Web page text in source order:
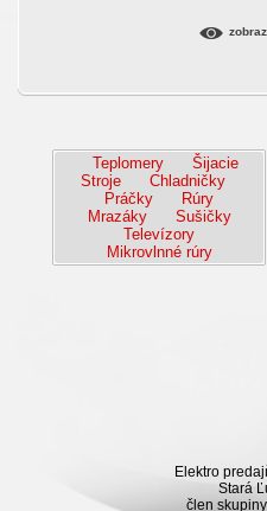
Teplomery
Šijacie
Stroje
Chladničky
Práčky
Rúry
Mrazáky
Sušičky
Televízory
Mikrovlnné rúry
Elektro
Stará
člen